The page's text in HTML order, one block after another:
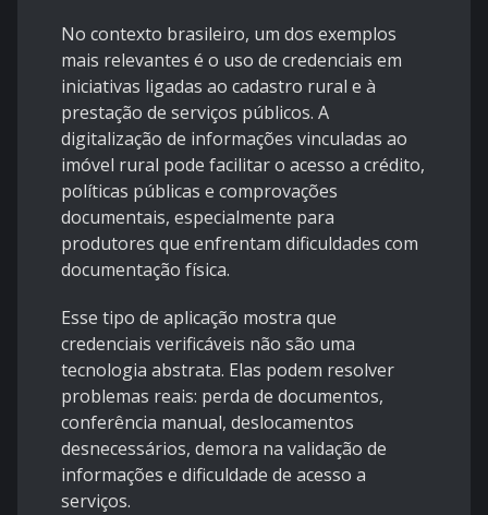
No contexto brasileiro, um dos exemplos
mais relevantes é o uso de credenciais em
iniciativas ligadas ao cadastro rural e à
prestação de serviços públicos. A
digitalização de informações vinculadas ao
imóvel rural pode facilitar o acesso a crédito,
políticas públicas e comprovações
documentais, especialmente para
produtores que enfrentam dificuldades com
documentação física.
Esse tipo de aplicação mostra que
credenciais verificáveis não são uma
tecnologia abstrata. Elas podem resolver
problemas reais: perda de documentos,
conferência manual, deslocamentos
desnecessários, demora na validação de
informações e dificuldade de acesso a
serviços.